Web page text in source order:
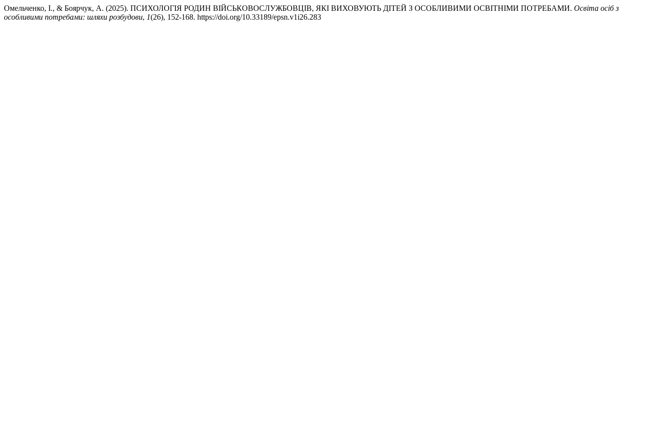
Омельченко, І., & Боярчук, А. (2025). ПСИХОЛОГІЯ РОДИН ВІЙСЬКОВОСЛУЖБОВЦІВ, ЯКІ ВИХОВУЮТЬ ДІТЕЙ З ОСОБЛИВИМИ ОСВІТНІМИ ПОТРЕБАМИ. Освіта осіб з
особливими потребами: шляхи розбудови, 1(26), 152-168. https://doi.org/10.33189/epsn.v1i26.283